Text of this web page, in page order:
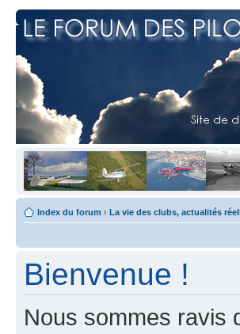
Index du forum ‹ La vie des clubs, actualités
Bienvenue !
Nous sommes ravis